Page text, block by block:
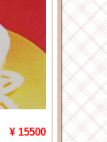
¥ 15500